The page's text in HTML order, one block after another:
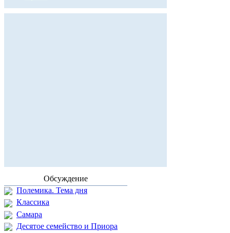
Обсуждение
Полемика. Тема дня
Классика
Самара
Десятое семейство и Приора